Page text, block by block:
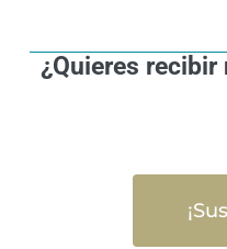
¿Quieres